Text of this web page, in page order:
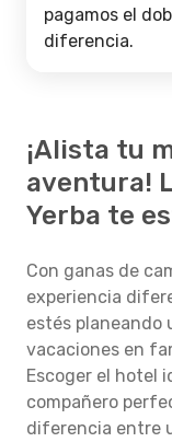
pagamos el
diferencia.
¡Alista tu
aventura!
Yerba te
Con ganas de
experiencia
estés planeando
vacaciones en
Escoger el hotel
compañero
diferencia entre